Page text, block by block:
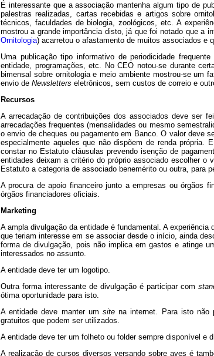
É interessante que a associação mantenha algum tipo de
palestras realizadas, cartas recebidas e artigos sobre
técnicos, faculdades de biologia, zoológicos, etc. A
mostrou a grande importância disto, já que foi notado que a
Ornitologia) acarretou o afastamento de muitos associados e
Uma publicação tipo informativo de periodicidade
entidade, programações, etc. No CEO notou-se durante
bimensal sobre ornitologia e meio ambiente mostrou-se um
envio de Newsletters eletrônicos, sem custos de correio e
Recursos
A arrecadação de contribuições dos associados deve ser
arrecadações frequentes (mensalidades ou mesmo
o envio de cheques ou pagamento em Banco. O valor deve
especialmente aqueles que não dispõem de renda própria.
constar no Estatuto cláusulas prevendo isenção de
entidades deixam a critério do próprio associado escolher o
Estatuto a categoria de associado benemérito ou outra, para
A procura de apoio financeiro junto a empresas ou órgãos
órgãos financiadores oficiais.
Marketing
A ampla divulgação da entidade é fundamental. A
que teriam interesse em se associar desde o início, ainda
forma de divulgação, pois não implica em gastos e atinge
interessados no assunto.
A entidade deve ter um logotipo.
Outra forma interessante de divulgação é participar com
ótima oportunidade para isto.
A entidade deve manter umsite na internet. Para isto não
gratuitos que podem ser utilizados.
A entidade deve ter um folheto ou folder sempre disponível e
A realização de cursos diversos versando sobre aves é